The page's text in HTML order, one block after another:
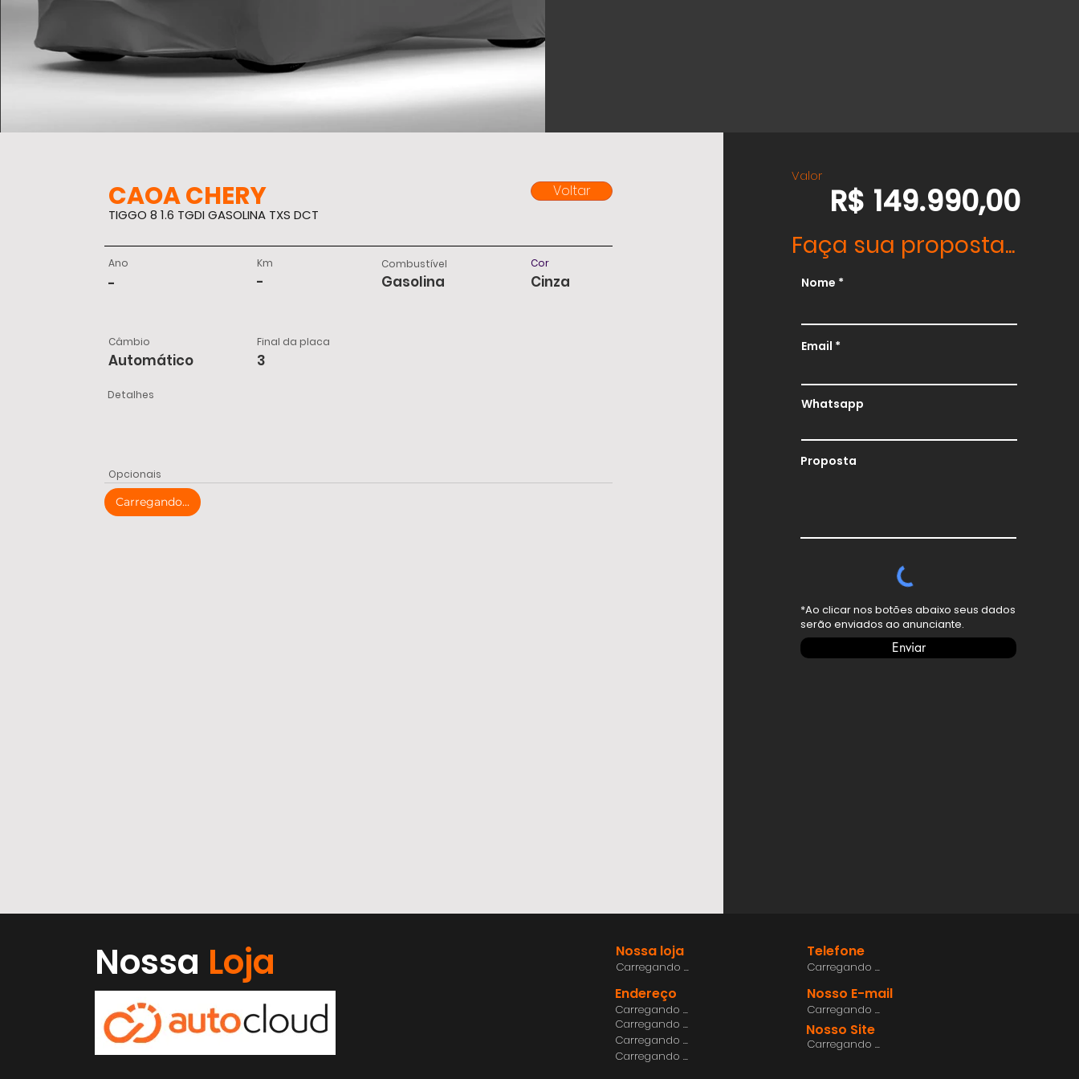
CAOA CHERY
TIGGO 8 1.6 TGDI GASOLINA TXS DCT
Voltar
Ano
-
Km
-
Combustível
Gasolina
Cor
Cinza
Câmbio
Automático
Final da placa
3
Detalhes
Opcionais
Carregando...
Valor
R$ 149.990,00
Faça sua proposta...
Nome
Email
Whatsapp
Proposta
*Ao clicar nos botões abaixo seus dados
serão enviados ao anunciante.
Enviar
Nossa Loja Nossa loja
Carregando ...
Telefone
Carregando ...
Endereço
Carregando ...
Carregando ...
Carregando ...
Carregando ...
Nosso E-mail
Carregando ...
Carregando ...
Nosso Site